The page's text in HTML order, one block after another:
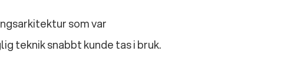
som var
teknik snabbt kunde tas i bruk.